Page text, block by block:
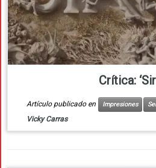
Crítica:
Artículo publicado en Impresiones
Vicky Carras